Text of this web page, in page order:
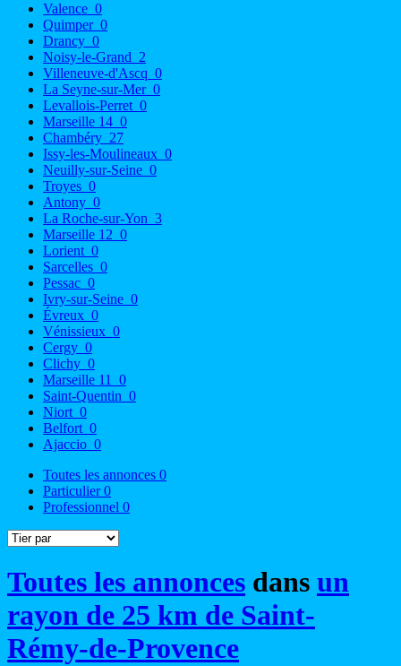
Valence 0
Quimper 0
Drancy 0
Noisy-le-Grand 2
Villeneuve-d'Ascq 0
La Seyne-sur-Mer 0
Levallois-Perret 0
Marseille 14 0
Chambéry 27
Issy-les-Moulineaux 0
Neuilly-sur-Seine 0
Troyes 0
Antony 0
La Roche-sur-Yon 3
Marseille 12 0
Lorient 0
Sarcelles 0
Pessac 0
Ivry-sur-Seine 0
Évreux 0
Vénissieux 0
Cergy 0
Clichy 0
Marseille 11
0
Saint-Quentin 0
Niort 0
Belfort 0
Ajaccio 0
Toutes les annonces 0
Particulier0
Professionnel 0
Toutes les annonces dans un
rayon de 25 km de Saint-
Rémy-de-Provence